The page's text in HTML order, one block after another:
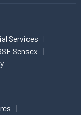
Services
Sensex